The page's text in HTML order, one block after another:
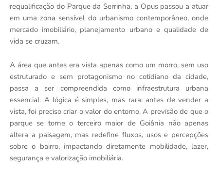
requalificação do Parque da Serrinha, a Opus passou a atuar
em uma zona sensível do urbanismo contemporâneo, onde
mercado imobiliário, planejamento urbano e qualidade de
vida se cruzam.
A área que antes era vista apenas como um morro, sem uso
estruturado e sem protagonismo no cotidiano da cidade,
passa a ser compreendida como infraestrutura urbana
essencial. A lógica é simples, mas rara: antes de vender a
vista, foi preciso criar o valor do entorno. A previsão de que o
parque se torne o terceiro maior de Goiânia não apenas
altera a paisagem, mas redefine fluxos, usos e percepções
sobre o bairro, impactando diretamente mobilidade, lazer,
segurança e valorização imobiliária.